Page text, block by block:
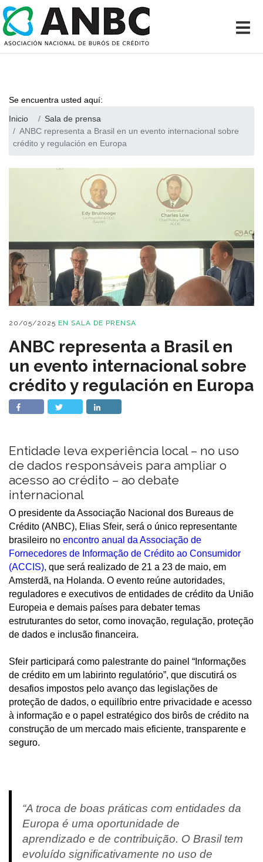
Se encuentra usted aquí:
Inicio
Sala de prensa
ANBC representa a Brasil en un evento internacional sobre
crédito y regulación en Europa
20/05/2025 EN SALA DE PRENSA
ANBC representa a Brasil en
un evento internacional sobre
crédito y regulación en Europa
Entidade leva experiência local – no uso
de dados responsáveis para ampliar o
acesso ao crédito – ao debate
internacional
O presidente da Associação Nacional dos Bureaus de
Crédito (ANBC), Elias Sfeir, será o único representante
brasileiro no encontro anual da Associação de
Fornecedores de Informação de Crédito ao Consumidor
(ACCIS), que será realizado de 21 a 23 de maio, em
Amsterdã, na Holanda. O evento reúne autoridades,
reguladores e executivos de entidades de crédito da União
Europeia e demais países para debater temas
estruturantes do setor, como inovação, regulação, proteção
de dados e inclusão financeira.
Sfeir participará como palestrante do painel “Informações
de crédito em um labirinto regulatório”, que discutirá os
desafios impostos pelo avanço das legislações de
proteção de dados, o equilíbrio entre privacidade e acesso
à informação e o papel estratégico dos birôs de crédito na
construção de um mercado mais eficiente, transparente e
seguro.
“A troca de boas práticas com entidades da
Europa é uma oportunidade de
aprendizado e de contribuição. O Brasil tem
evoluído significativamente no uso de